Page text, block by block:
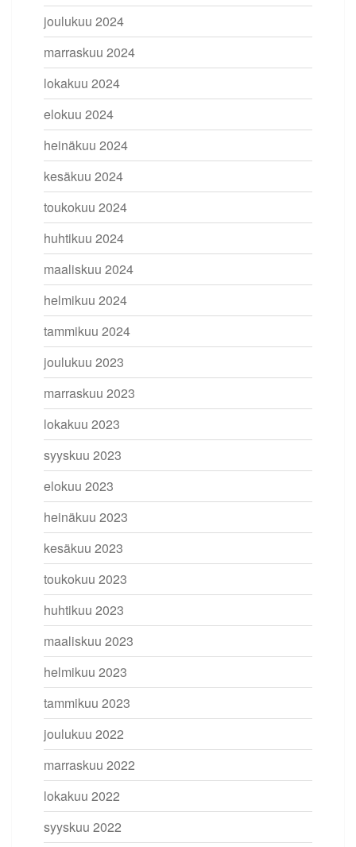
joulukuu 2024
marraskuu 2024
lokakuu 2024
elokuu 2024
heinäkuu 2024
kesäkuu 2024
toukokuu 2024
huhtikuu 2024
maaliskuu 2024
helmikuu 2024
tammikuu 2024
joulukuu 2023
marraskuu 2023
lokakuu 2023
syyskuu 2023
elokuu 2023
heinäkuu 2023
kesäkuu 2023
toukokuu 2023
huhtikuu 2023
maaliskuu 2023
helmikuu 2023
tammikuu 2023
joulukuu 2022
marraskuu 2022
lokakuu 2022
syyskuu 2022